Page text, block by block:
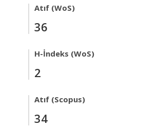
Atıf (WoS)
36
H-İndeks (WoS)
2
Atıf (Scopus)
34